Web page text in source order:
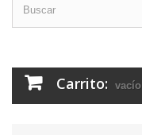
Carrito: vacío